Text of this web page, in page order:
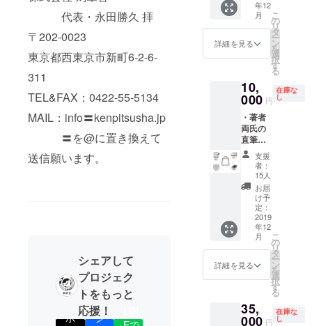
代表・永田勝久 拝
〒202-0023
東京都西東京市新町6-2-6-
311
TEL&FAX：0422-55-5134
MAIL：info〓kenpitsusha.jp
〓を@に置き換えて
送信願います。
シェアして
プロジェク
トをもっと
応援！
ポ
シ
なってきた
創作物の伝
承と発展を
担い、かけ
創作者を支
援するた
め、我々は
法人となる
決意をしま
した。
我々の使命
は、「創作
者へ畏敬を
抱き、創作
て、一己の
の平和に貢
献する」。
のクレ
ジット
記入く
ださ
けは、
2019年
12月中
旬の予
定で
す。
きます
が、為
書き有
りの場
ご希望
のお名
前をご
記入く
ださ
い）。
※巻末
には、
あなた
のお名
前をク
レジッ
トいた
します
（掲載
順不同
となり
考欄に
ご希望
書いた
お礼状
を複写
して、
無二』
ととも
けいた
します
（うち1
部に著
者両氏
のサイ
ンをい
たしま
す。為
書きの
有無を
選択で
きます
が、為
必ず備
考欄に
両氏の
直筆サ
イン ・
出版記
念限定
袋 ・ご
支援者
限定出
版記念
トーク
ショー
ご招待
チケッ
ト1枚
著者
ふたり
が感謝
の意を
込めて
直筆で
書いた
お礼状
なった
『巧拙
年12
月
詳細を見る
こ
の
リ
タ
ー
ン
を
選
択
す
る
10,
000 円
在庫な
し
・著者
両氏の
直筆お
礼状 ・
巻末お
名前ク
レジッ
ト ・書
籍2部
・著者
両氏の
直筆サ
イン ・
出版記
念限定
袋 著
者ふた
支援
者：
15人
お届
け予
定：
2019
年12
月
詳細を見る
こ
の
リ
タ
ー
ン
を
選
択
す
る
35,
000 円
在庫な
し